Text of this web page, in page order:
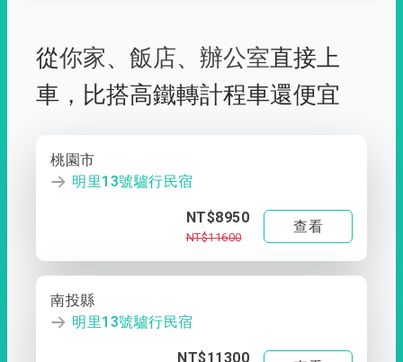
從你家、 飯店、 辦公室直接上
車， 比搭高鐵轉計程車還便宜
桃園市
明里13號驢行民宿
NT$8950
NT$11600
查看
南投縣
明里13號驢行民宿
NT$11300